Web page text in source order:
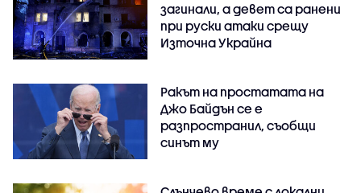
загинали, а девет са ранени
при руски атаки срещу
Източна Украйна
Ракът на простатата на
Джо Байдън се е
разпространил, съобщи
синът му